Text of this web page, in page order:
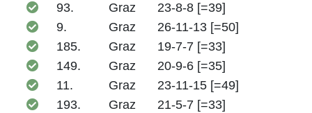
93.
Graz
23-8-8 [=39]
9.
Graz
26-11-13 [=50]
185.
Graz
19-7-7 [=33]
149.
Graz
20-9-6 [=35]
11.
Graz
23-11-15 [=49]
193.
Graz
21-5-7 [=33]